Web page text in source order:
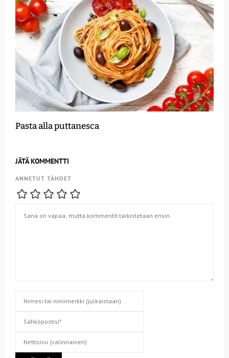
Pasta alla puttanesca
JÄTÄ KOMMENTTI
ANNETUT TÄHDET